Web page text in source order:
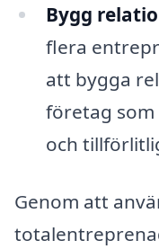
Bygg
flera
att bygga
företag som
och
Genom att